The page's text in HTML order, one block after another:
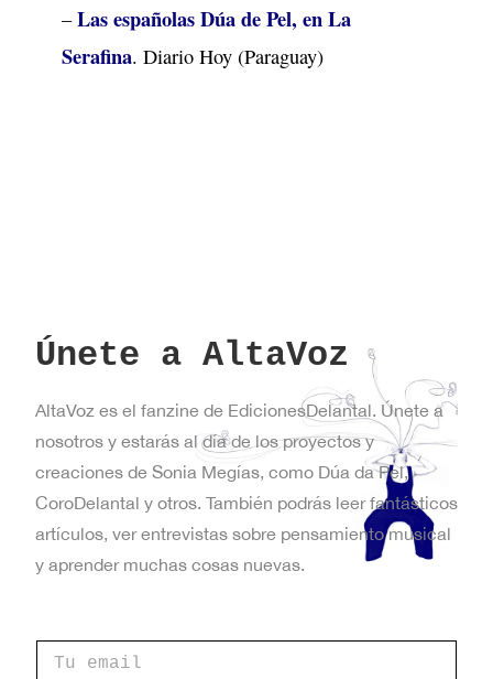
–Las españolas Dúa de Pel, en La
Serafina. Diario Hoy (Paraguay)
Únete a AltaVoz
AltaVoz es el fanzine de EdicionesDelantal. Únete a
nosotros y estarás al día de los proyectos y
creaciones de Sonia Megías, como Dúa da Pel,
CoroDelantal y otros. También podrás leer fantásticos
artículos, ver entrevistas sobre pensamiento musical
y aprender muchas cosas nuevas.